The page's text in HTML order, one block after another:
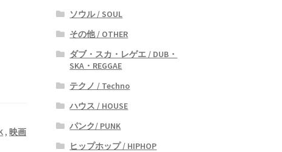
, 映画
ソウル / SOUL
その他 / OTHER
ダブ・スカ・レゲエ / DUB・
SKA・REGGAE
テクノ / Techno
ハウス / HOUSE
パンク/ PUNK
ヒップホップ / HIPHOP